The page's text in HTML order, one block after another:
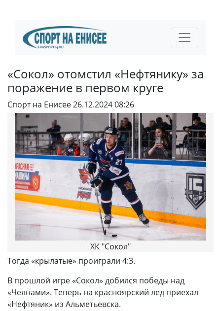
«Сокол» отомстил «Нефтянику» за
поражение в первом круге
Спорт на Енисее26.12.2024 08:26
ХК "Сокол"
Тогда «крылатые» проиграли 4:3.
В прошлой игре «Сокол» добился победы над
«Челнами». Теперь на красноярский лед приехал
«Нефтяник» из Альметьевска.